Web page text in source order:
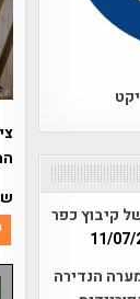
קיבוץ כפר
11/07/
הנדירה